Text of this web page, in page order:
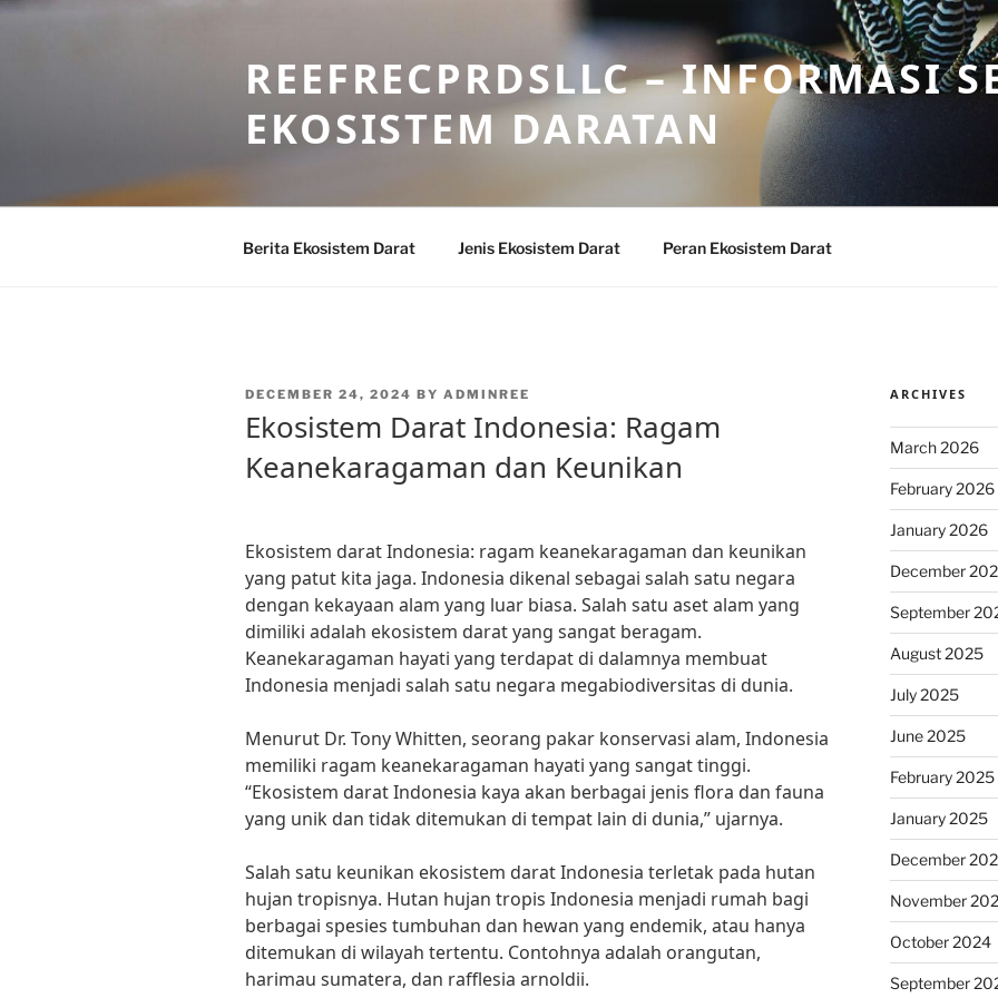
Skip
REEFRECPRDSLLC – INFORMASI
EKOSISTEM DARATAN
Berita Ekosistem Darat Jenis Ekosistem Darat Peran Ekosistem Darat
POSTED
DECEMBER 24, 2024 BY ADMINREE
Ekosistem Darat Indonesia: Ragam
Keanekaragaman dan Keunikan
Ekosistem darat Indonesia: ragam keanekaragaman dan keunikan
yang patut kita jaga. Indonesia dikenal sebagai salah satu negara
dengan kekayaan alam yang luar biasa. Salah satu aset alam yang
dimiliki adalah ekosistem darat yang sangat beragam.
Keanekaragaman hayati yang terdapat di dalamnya membuat
Indonesia menjadi salah satu negara megabiodiversitas di dunia.
Menurut Dr. Tony Whitten, seorang pakar konservasi alam, Indonesia
memiliki ragam keanekaragaman hayati yang sangat tinggi.
“Ekosistem darat Indonesia kaya akan berbagai jenis flora dan fauna
yang unik dan tidak ditemukan di tempat lain di dunia,” ujarnya.
Salah satu keunikan ekosistem darat Indonesia terletak pada hutan
hujan tropisnya. Hutan hujan tropis Indonesia menjadi rumah bagi
berbagai spesies tumbuhan dan hewan yang endemik, atau hanya
ditemukan di wilayah tertentu. Contohnya adalah orangutan,
harimau sumatera, dan rafflesia arnoldii.
ARCHIVES
March 2026
February 2026
January 2026
December
September
August 2025
July 2025
June 2025
February 2025
January 2025
December
November
October 2024
September